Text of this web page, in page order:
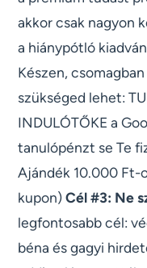
akkor csak nagyon
a hiánypótló
Készen,
szükséged lehet:
INDULÓTŐKE a
tanulópénzt se Te
Ajándék 10.000 Ft-
kupon)Cél #3: Ne
legfontosabb cél:
béna és gagyi